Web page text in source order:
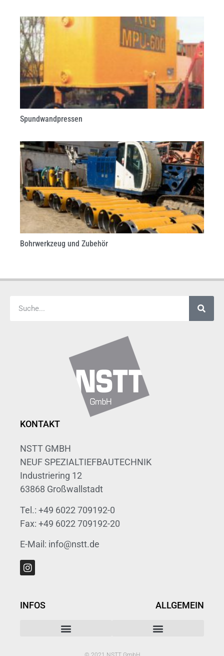
Spundwandpressen
Bohrwerkzeug und Zubehör
KONTAKT
NSTT GMBH
NEUF SPEZIALTIEFBAUTECHNIK
Industriering 12
63868 Großwallstadt
Tel.: +49 6022 709192-0
Fax: +49 6022 709192-20
E-Mail: info@nstt.de
INFOS ALLGEMEIN